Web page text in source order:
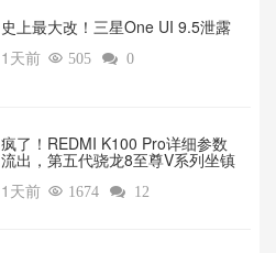
‌史上最大改！三星One UI 9.5泄露
1天前  505  0
疯了！REDMI K100 Pro详细参数
流出，第五代骁龙8至尊V系列坐镇‌
1天前  1674  12